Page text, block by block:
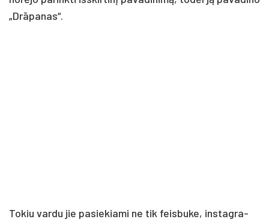
„Drāpa­nas“.
To­kiu var­du jie pa­sie­kia­mi ne tik feis­bu­ke, ins­tag­ra­